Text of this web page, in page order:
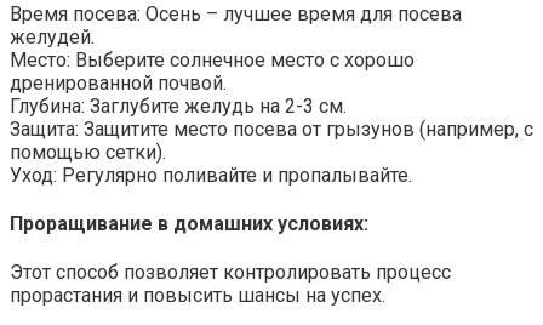
Время посева: Осень – лучшее время для посева
желудей.
Место: Выберите солнечное место с хорошо
дренированной почвой.
Глубина: Заглубите желудь на 2-3 см.
Защита: Защитите место посева от грызунов (например, с
помощью сетки).
Уход: Регулярно поливайте и пропалывайте.
Проращивание в домашних условиях:
Этот способ позволяет контролировать процесс
прорастания и повысить шансы на успех.